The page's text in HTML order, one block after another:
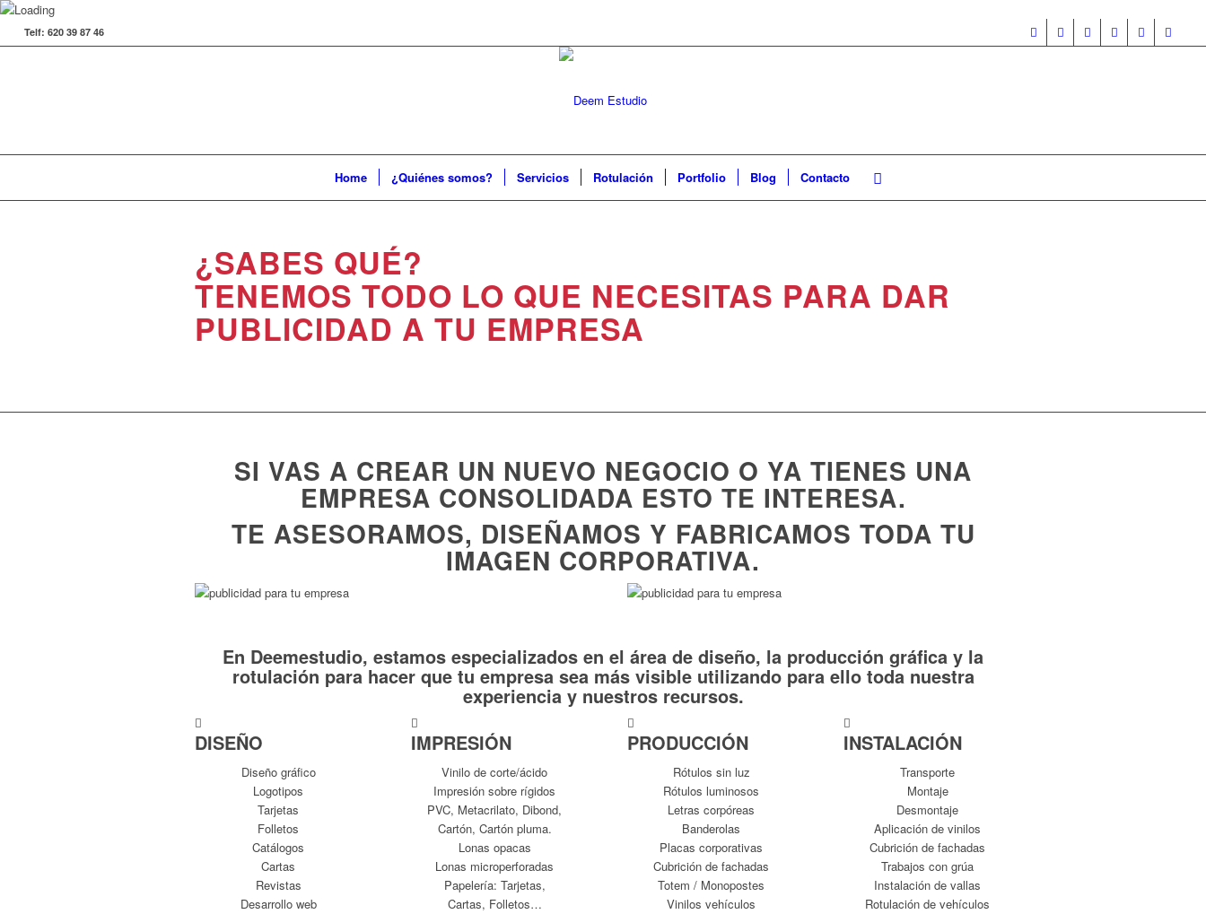
Telf: 620 39 87 46
Home ¿Quiénes somos? Servicios Rotulación Portfolio Blog Contacto
¿SABES QUÉ?
TENEMOS TODO LO QUE NECESITAS PARA DAR
PUBLICIDAD A TU EMPRESA
SI VAS A CREAR UN NUEVO NEGOCIO O YA TIENES UNA
EMPRESA CONSOLIDADA ESTO TE INTERESA.
TE ASESORAMOS, DISEÑAMOS Y FABRICAMOS TODA TU
IMAGEN CORPORATIVA.
En Deemestudio, estamos especializados en el área de diseño, la producción gráfica y la
rotulación para hacer que tu empresa sea más visible utilizando para ello toda nuestra
experiencia y nuestros recursos.
DISEÑO
Diseño gráfico
Logotipos
Tarjetas
Folletos
Catálogos
Cartas
Revistas
Desarrollo web
IMPRESIÓN
Vinilo de corte/ácido
Impresión sobre rígidos
PVC, Metacrilato, Dibond,
Cartón, Cartón pluma.
Lonas opacas
Lonas microperforadas
Papelería: Tarjetas,
Cartas, Folletos…
PRODUCCIÓN
Rótulos sin luz
Rótulos luminosos
Letras corpóreas
Banderolas
Placas corporativas
Cubrición de fachadas
Totem / Monopostes
Vinilos vehículos
INSTALACIÓN
Transporte
Montaje
Desmontaje
Aplicación de vinilos
Cubrición de fachadas
Trabajos con grúa
Instalación de vallas
Rotulación de vehículos